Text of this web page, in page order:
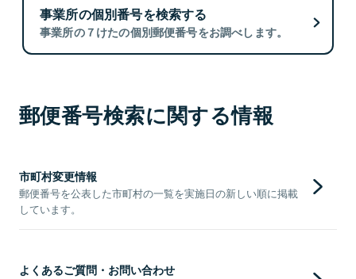
事業所の個別番号を検索する
事業所の７けたの個別郵便番号をお調べします。
郵便番号検索に関する情報
市町村変更情報
郵便番号を公表した市町村の一覧を実施日の新しい順に掲載
しています。
よくあるご質問・お問い合わせ